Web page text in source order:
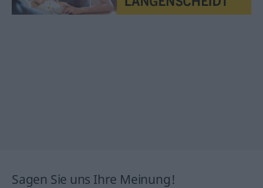
Sagen Sie uns Ihre Meinung!